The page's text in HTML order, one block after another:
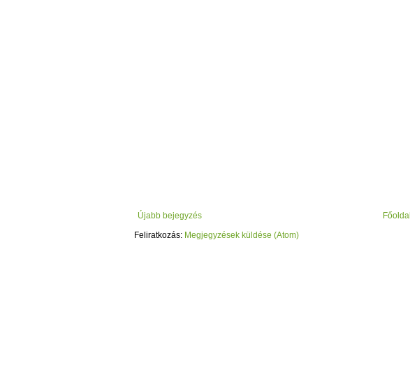
Újabb bejegyzés
Főoldal
Feliratkozás: Megjegyzések küldése (Atom)